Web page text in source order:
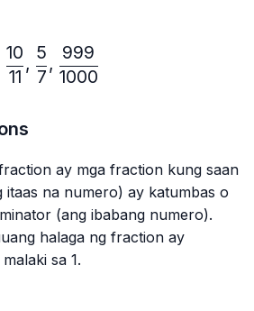
11
10
,
7
5
,
1000
999
ay mga fraction kung saan
na numero) ay katumbas o
(ang ibabang numero).
halaga ng fraction ay
sa 1.